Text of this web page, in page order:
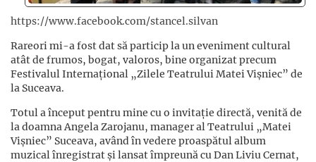
https://www.facebook.com/stancel.silvan
Rareori mi-a fost dat să particip la un eveniment cultural
atât de frumos, bogat, valoros, bine organizat precum
Festivalul Internațional „Zilele Teatrului Matei Vișniec” de
la Suceava.
Totul a început pentru mine cu o invitație directă, venită de
la doamna Angela Zarojanu, manager al Teatrului „Matei
Vișniec” Suceava, având în vedere proaspătul album
muzical înregistrat și lansat împreună cu Dan Liviu Cernat,